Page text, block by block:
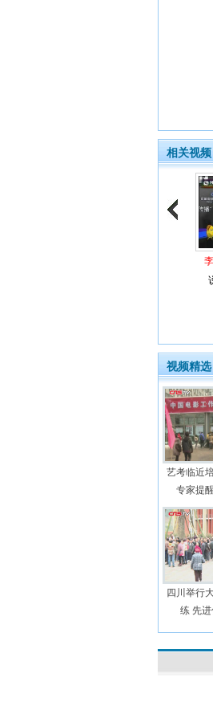
相关视频
视频精选
艺考临近
专家提
四川举行
练 先